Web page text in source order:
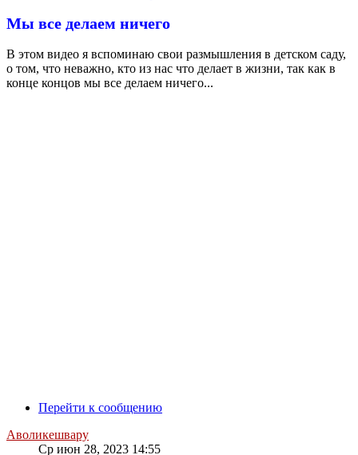
Мы все делаем ничего
В этом видео я вспоминаю свои размышления в детском саду,
о том, что неважно, кто из нас что делает в жизни, так как в
конце концов мы все делаем ничего...
Перейти к сообщению
Аволикешвару
Ср июн 28, 2023 14:55